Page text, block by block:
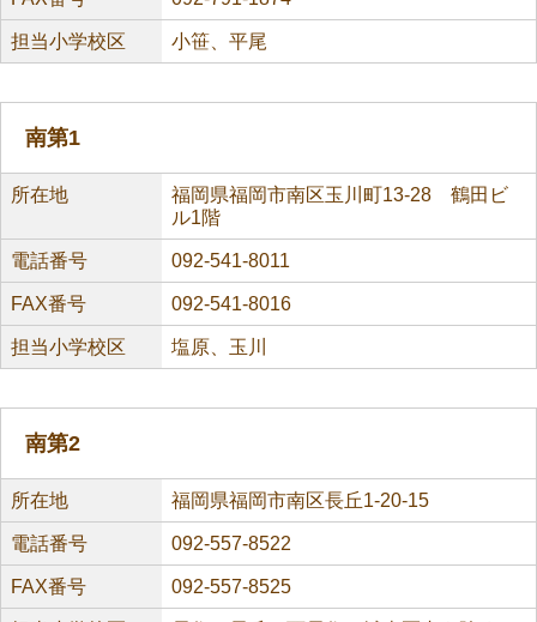
担当小学校区 小笹、平尾
南第1
所在地
福岡県福岡市南区玉川町13-28 鶴田ビ
ル1階
電話番号 092-541-8011
FAX番号 092-541-8016
担当小学校区 塩原、玉川
南第2
所在地 福岡県福岡市南区長丘1-20-15
電話番号 092-557-8522
FAX番号 092-557-8525